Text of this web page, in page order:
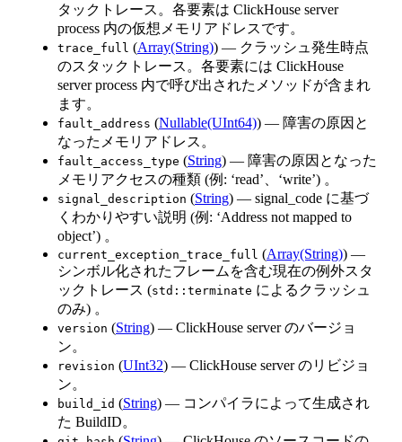
タックトレース。各要素は ClickHouse server
process 内の仮想メモリアドレスです。
trace_full (Array(String)) — クラッシュ発生時点
のスタックトレース。各要素には ClickHouse
server process 内で呼び出されたメソッドが含まれ
ます。
fault_address (Nullable(UInt64)) — 障害の原因と
なったメモリアドレス。
fault_access_type (String) — 障害の原因となった
メモリアクセスの種類 (例: ‘read’、‘write’) 。
signal_description (String) — signal_code に基づ
くわかりやすい説明 (例: ‘Address not mapped to
object’) 。
current_exception_trace_full (Array(String)) —
シンボル化されたフレームを含む現在の例外スタ
ックトレース (std::terminate によるクラッシュ
のみ) 。
version (String) — ClickHouse server のバージョ
ン。
revision (UInt32) — ClickHouse server のリビジョ
ン。
build_id (String) — コンパイラによって生成され
た BuildID。